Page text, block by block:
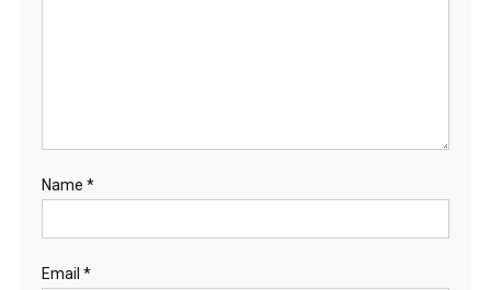
Name *
Email *